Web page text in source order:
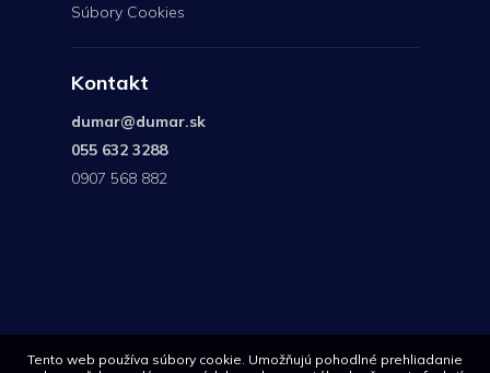
Tento web používa súbory cookie. Umožňujú pohodlné prehliadanie
Súbory Cookies
Kontakt
dumar@dumar.sk
055 632 3288
0907 568 882
568